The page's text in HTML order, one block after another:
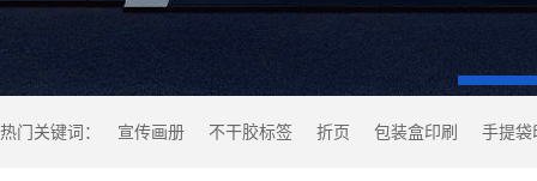
热门关键词： 宣传画册 不干胶标签 折页 包装盒印刷 手提袋